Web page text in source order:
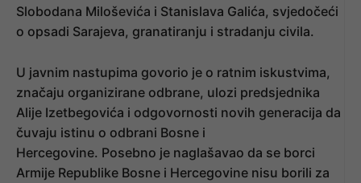
Slobodana Miloševića i Stanislava Galića, svjedočeći
o opsadi Sarajeva, granatiranju i stradanju civila.
U javnim nastupima govorio je o ratnim iskustvima,
značaju organizirane odbrane, ulozi predsjednika
Alije Izetbegovića i odgovornosti novih generacija da
čuvaju istinu o odbrani Bosne i
Hercegovine. Posebno je naglašavao da se borci
Armije Republike Bosne i Hercegovine nisu borili za